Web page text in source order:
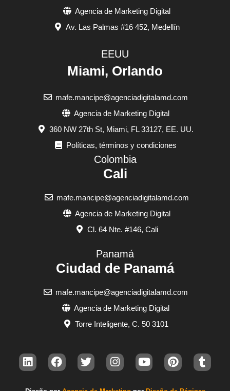
Agencia de Marketing Digital
Av. Las Palmas #16 452, Medellín
EEUU
Miami, Orlando
mafe.mancipe@agenciadigitalamd.com
Agencia de Marketing Digital
360 NW 27th St, Miami, FL 33127, EE. UU.
Políticas, términos y condiciones
Colombia
Cali
mafe.mancipe@agenciadigitalamd.com
Agencia de Marketing Digital
Cl. 64 Nte. #146, Cali
Panamá
Ciudad de Panamá
mafe.mancipe@agenciadigitalamd.com
Agencia de Marketing Digital
Torre Inteligente, C. 50 3101